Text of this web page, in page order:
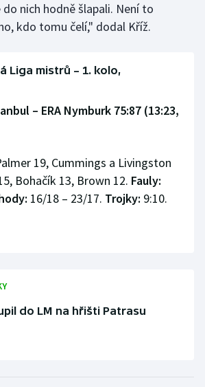
nich hodně šlapali. Není to
kdo tomu čelí," dodal Kříž.
Liga mistrů – 1. kolo,
– ERA Nymburk 75:87 (13:23,
19, Cummings a Livingston
Bohačík 13, Brown 12. Fauly:
16/18 – 23/17. Trojky: 9:10.
do LM na hřišti Patrasu